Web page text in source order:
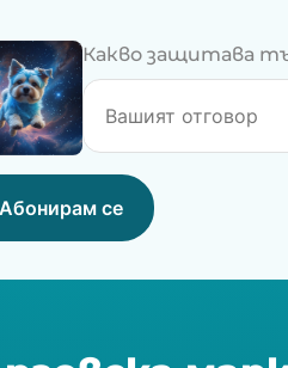
Какво защитава
Абонирам се